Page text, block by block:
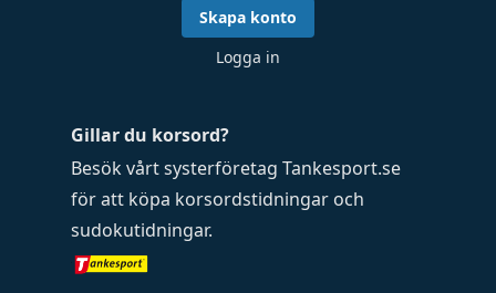
Gillar du korsord?
Besök vårt systerföretag Tankesport.se
för att köpa korsordstidningar och
sudokutidningar.
Skapa konto
Logga in